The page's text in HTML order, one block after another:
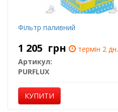
Фільтр паливний
1 205 грн
термін 2 дн.
Артикул:
PURFLUX
КУПИТИ